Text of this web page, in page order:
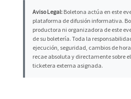
Aviso Legal: Boletona actúa en este
plataforma de difusión informativa.
productora ni organizadora de este
de su boletería. Toda la
ejecución, seguridad, cambios de
recae absoluta y directamente sobre
ticketera externa asignada.